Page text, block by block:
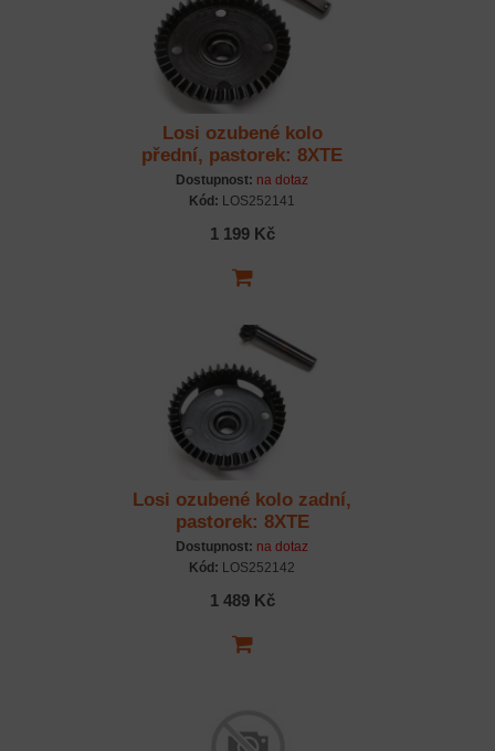
Losi ozubené kolo
přední, pastorek: 8XTE
Dostupnost: na dotaz
Kód: LOS252141
1 199 Kč
Losi ozubené kolo zadní,
pastorek: 8XTE
Dostupnost: na dotaz
Kód: LOS252142
1 489 Kč